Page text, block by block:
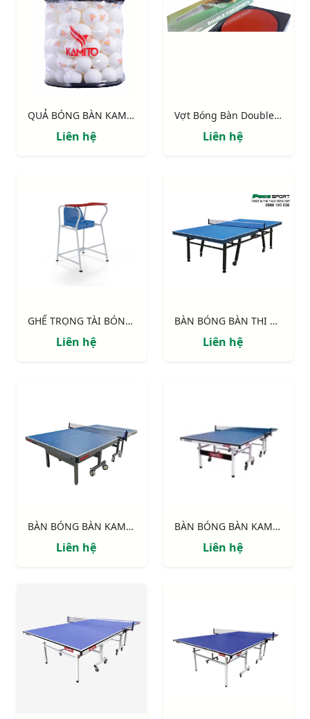
QUẢ BÓNG BÀN KAMITO GRAND
Liên hệ
Vợt Bóng Bàn Double Fish 2A-C
Liên hệ
GHẾ TRỌNG TÀI BÓNG BÀN S29350
Liên hệ
BÀN BÓNG BÀN THI ĐẤU S29200
Liên hệ
BÀN BÓNG BÀN KAMITO PREMIUM
Liên hệ
BÀN BÓNG BÀN KAMITO KM6825
Liên hệ